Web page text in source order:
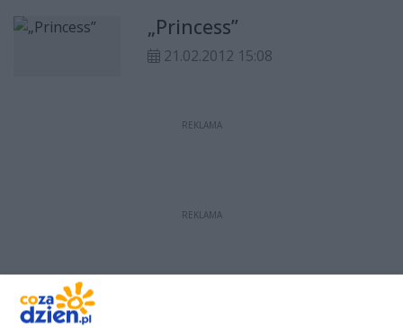
„Princess”
21.02.2012 15:08
REKLAMA
REKLAMA